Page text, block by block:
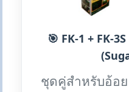
🎯 FK-1 + FK-
ชุดคู่สำหรับอ้อย